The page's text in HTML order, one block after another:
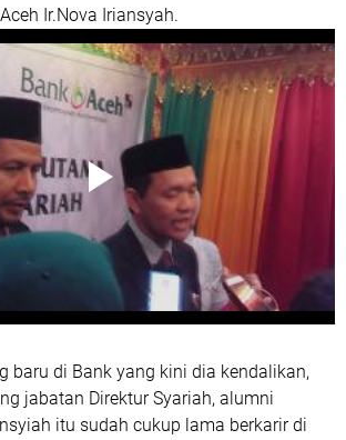
Ir.Nova Iriansyah.
baru di Bank yang kini dia kendalikan,
jabatan Direktur Syariah, alumni
itu sudah cukup lama berkarir di